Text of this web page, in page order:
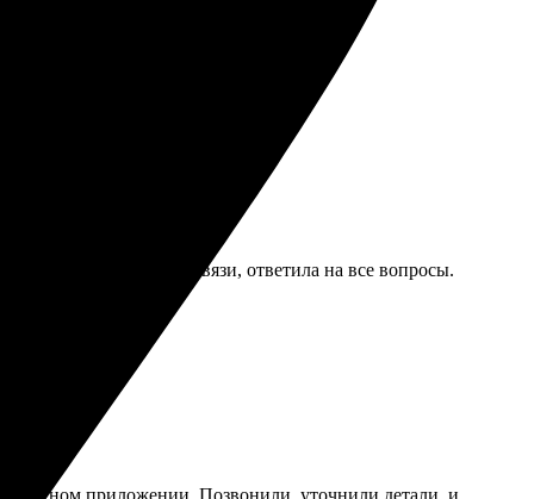
на все вопросы.
закажу ещё!
девушка на связи, ответила на все вопросы.